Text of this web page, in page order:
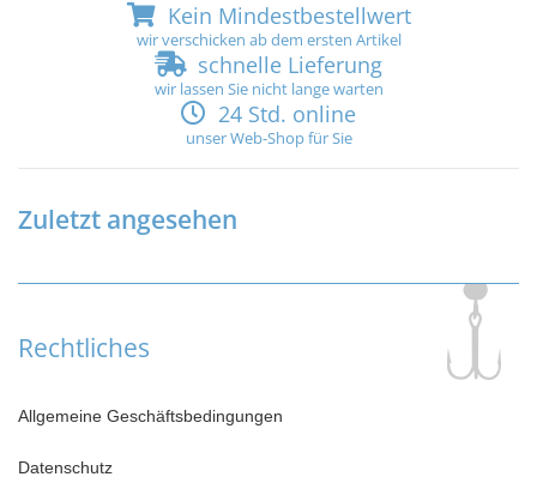
Kein Mindestbestellwert
wir verschicken ab dem ersten Artikel
schnelle Lieferung
wir lassen Sie nicht lange warten
24 Std. online
unser Web-Shop für Sie
Zuletzt angesehen
Rechtliches
Allgemeine Geschäftsbedingungen
Datenschutz